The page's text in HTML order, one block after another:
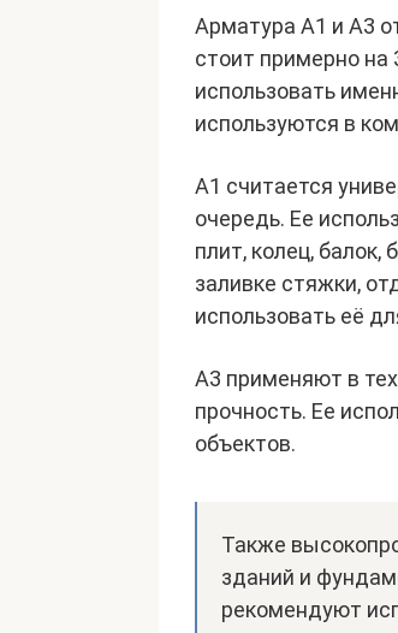
Арматура А1 и А3
стоит примерно на
использовать
используются в
А1 считается
очередь. Ее
плит, колец,
заливке стяжки,
использовать её
А3 применяют в
прочность. Ее
объектов.
Также
зданий и
рекомендуют